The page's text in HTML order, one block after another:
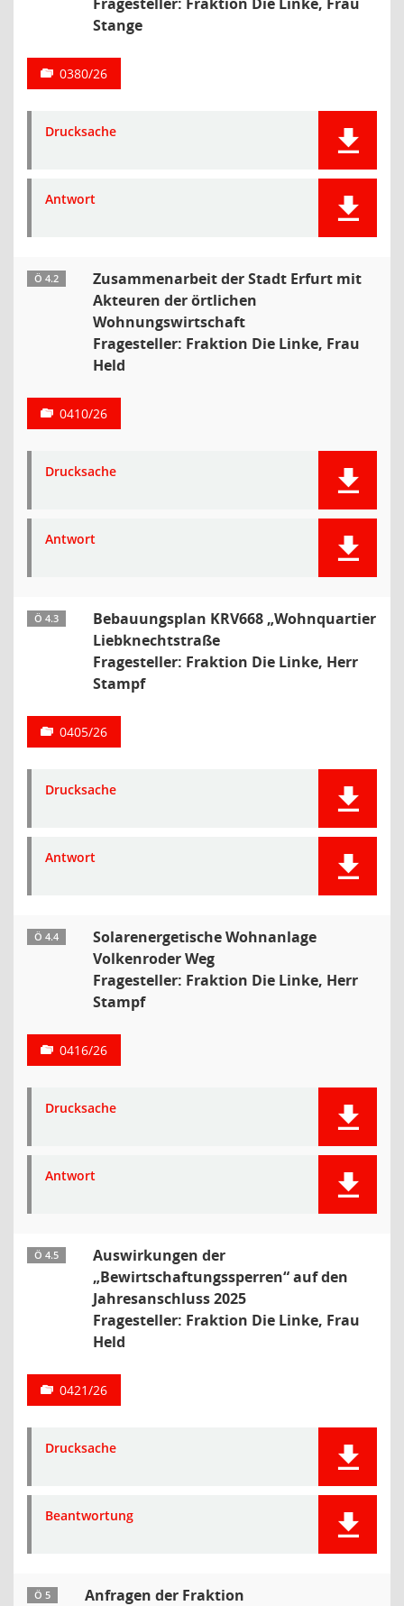
Stange
0380/26
Drucksache
Antwort
Ö 4.2
Zusammenarbeit der Stadt Erfurt mit
Akteuren der örtlichen
Wohnungswirtschaft
Fragesteller: Fraktion Die Linke, Frau
Held
0410/26
Drucksache
Antwort
Ö 4.3
Bebauungsplan KRV668 „Wohnquartier
Liebknechtstraße
Fragesteller: Fraktion Die Linke, Herr
Stampf
0405/26
Drucksache
Antwort
Ö 4.4
Solarenergetische Wohnanlage
Volkenroder Weg
Fragesteller: Fraktion Die Linke, Herr
Stampf
0416/26
Drucksache
Antwort
Ö 4.5
Auswirkungen der
„Bewirtschaftungssperren“ auf den
Jahresanschluss 2025
Fragesteller: Fraktion Die Linke, Frau
Held
0421/26
Drucksache
Beantwortung
Ö 5
Anfragen der Fraktion